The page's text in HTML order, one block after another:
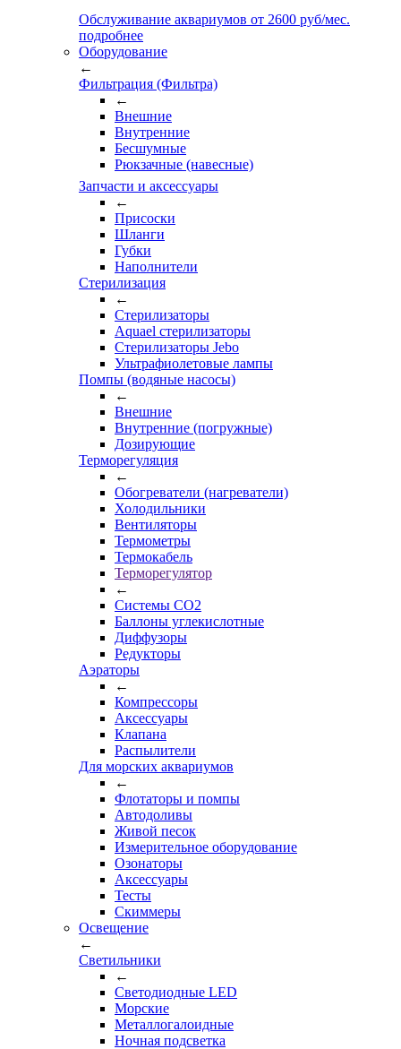
Обслуживание аквариумов от 2600 руб/мес.
подробнее
Оборудование
←
Фильтрация (Фильтра)
←
Внешние
Внутренние
Бесшумные
Рюкзачные (навесные)
Запчасти и аксессуары
←
Присоски
Шланги
Губки
Наполнители
Стерилизация
←
Стерилизаторы
Aquael стерилизаторы
Стерилизаторы Jebo
Ультрафиолетовые лампы
Помпы (водяные насосы)
←
Внешние
Внутренние (погружные)
Дозирующие
Терморегуляция
←
Обогреватели (нагреватели)
Холодильники
Вентиляторы
Термометры
Термокабель
Терморегулятор
←
Системы CO2
Баллоны углекислотные
Диффузоры
Редукторы
Аэраторы
←
Компрессоры
Аксессуары
Клапана
Распылители
Для морских аквариумов
←
Флотаторы и помпы
Автодоливы
Живой песок
Измерительное оборудование
Озонаторы
Аксессуары
Тесты
Cкиммеры
Освещение
←
Светильники
←
Cветодиодные LED
Морские
Металлогалоидные
Ночная подсветка